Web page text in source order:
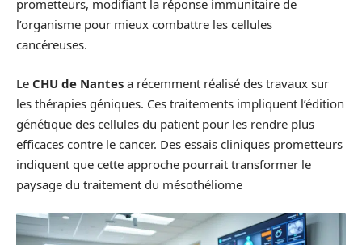
prometteurs, modifiant la réponse immunitaire de
l’organisme pour mieux combattre les cellules
cancéreuses.
Le CHU de Nantes a récemment réalisé des travaux sur
les thérapies géniques. Ces traitements impliquent l’édition
génétique des cellules du patient pour les rendre plus
efficaces contre le cancer. Des essais cliniques prometteurs
indiquent que cette approche pourrait transformer le
paysage du traitement du mésothéliome